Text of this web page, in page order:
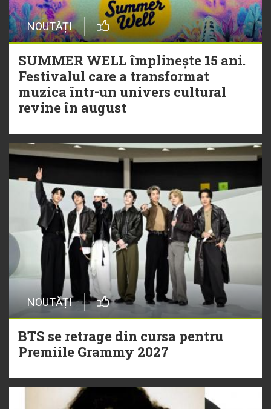
NOUTĂȚI
SUMMER WELL împlinește 15 ani.
Festivalul care a transformat
muzica într-un univers cultural
revine în august
NOUTĂȚI
BTS se retrage din cursa pentru
Premiile Grammy 2027